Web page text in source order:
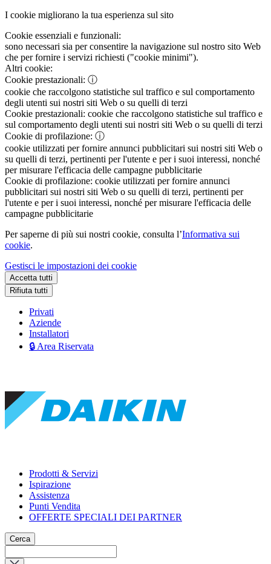
I cookie migliorano la tua esperienza sul sito
Cookie essenziali e funzionali:
sono necessari sia per consentire la navigazione sul nostro sito Web
che per fornire i servizi richiesti ("cookie minimi").
Altri cookie:
Cookie prestazionali: ⓘ
cookie che raccolgono statistiche sul traffico e sul comportamento
degli utenti sui nostri siti Web o su quelli di terzi
Cookie prestazionali: cookie che raccolgono statistiche sul traffico e
sul comportamento degli utenti sui nostri siti Web o su quelli di terzi
Cookie di profilazione: ⓘ
cookie utilizzati per fornire annunci pubblicitari sui nostri siti Web o
su quelli di terzi, pertinenti per l'utente e per i suoi interessi, nonché
per misurare l'efficacia delle campagne pubblicitarie
Cookie di profilazione: cookie utilizzati per fornire annunci
pubblicitari sui nostri siti Web o su quelli di terzi, pertinenti per
l'utente e per i suoi interessi, nonché per misurare l'efficacia delle
campagne pubblicitarie
Per saperne di più sui nostri cookie, consulta l’Informativa sui
cookie.
Gestisci le impostazioni dei cookie
Accetta tutti
Rifiuta tutti
Privati
Aziende
Installatori
🔒 Area Riservata
Prodotti & Servizi
Ispirazione
Assistenza
Punti Vendita
OFFERTE SPECIALI DEI PARTNER
Cerca